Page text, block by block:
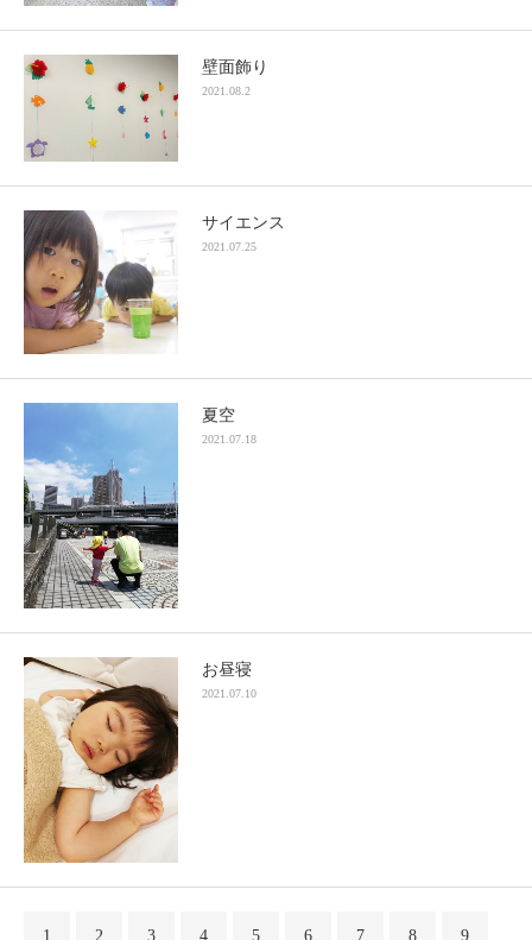
壁面飾り
2021.08.2
サイエンス
2021.07.25
夏空
2021.07.18
お昼寝
2021.07.10
1 2 3 4 5 6 7 8 9